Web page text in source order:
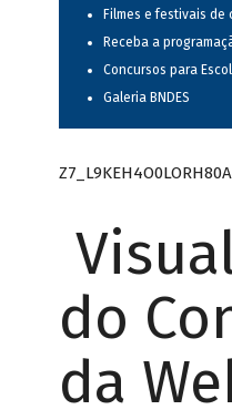
Filmes e festivais de
Receba a
Concursos para
Galeria BNDES
do
da